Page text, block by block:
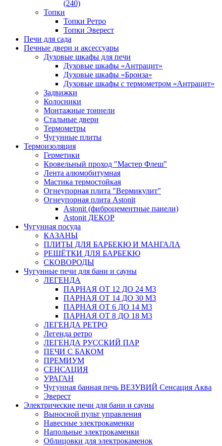
(240)
Топки
Топки Ретро
Топки Эверест
Печи для сада
Печные двери и аксессуары
Духовые шкафы для печи
Духовые шкафы «Антрацит»
Духовые шкафы «Бронза»
Духовые шкафы с термометром «Антрацит»
Задвижки
Колосники
Монтажные тоннели
Стальные двери
Термометры
Чугунные плиты
Термоизоляция
Герметики
Кровельный проход "Мастер Флеш"
Лента алюмобитумная
Мастика термостойкая
Огнеупорная плита "Вермикулит"
Огнеупорная плита Astonit
Astonit (фиброцементные панели)
Astonit ДЕКОР
Чугунная посуда
КАЗАНЫ
ПЛИТЫ ДЛЯ БАРБЕКЮ И МАНГАЛА
РЕШЁТКИ ДЛЯ БАРБЕКЮ
СКОВОРОДЫ
Чугунные печи для бани и сауны
ЛЕГЕНДА
ПАРНАЯ ОТ 12 ДО 24 М3
ПАРНАЯ ОТ 14 ДО 30 М3
ПАРНАЯ ОТ 6 ДО 14 М3
ПАРНАЯ ОТ 8 ДО 18 М3
ЛЕГЕНДА РЕТРО
Легенда ретро
ЛЕГЕНДА РУССКИЙ ПАР
ПЕЧИ С БАКОМ
ПРЕМИУМ
СЕНСАЦИЯ
УРАГАН
Чугунная банная печь ВЕЗУВИЙ Сенсация Аква
Эверест
Электрические печи для бани и сауны
Выносной пульт управления
Навесные электрокаменки
Напольные электрокаменки
Облицовки для электрокаменок